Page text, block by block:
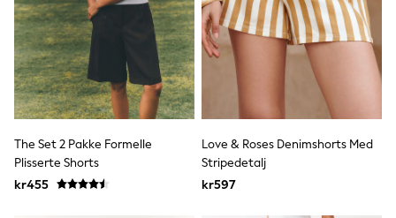
adidas
All Girls Brands
Nike
adidas
Smiggle
Lipsy Girl
River Island
Joules
Frugi
Baker by Ted Baker
Monsoon
The Set 2 Pakke Formelle
Plisserte Shorts
kr455
Love & Roses Denimshorts Med
Stripedetalj
kr597